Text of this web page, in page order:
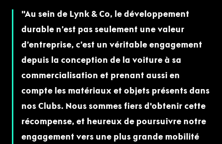
Au sein de Lynk & Co, le développement
durable n’est pas seulement une valeur
d’entreprise, c’est un véritable engagement
depuis la conception de la voiture à sa
commercialisation et prenant aussi en
compte les matériaux et objets présents dans
nos Clubs. Nous sommes fiers d'obtenir cette
récompense, et heureux de poursuivre notre
engagement vers une plus grande mobilité